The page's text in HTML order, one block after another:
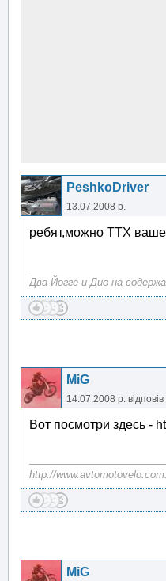
PeshkoDriver
13.07.2008 р.
ребят,можно ТТХ
Два Йогге и Дио на
MiG
14.07.2008 р.
Вот посмотри здесь -
http://
MiG